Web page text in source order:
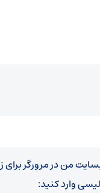
من در مرورگر
وارد کنید: